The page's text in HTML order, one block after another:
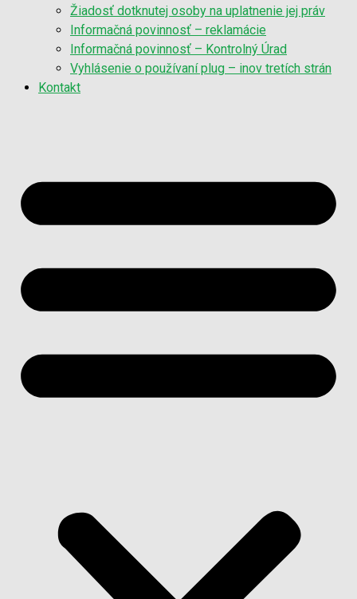
Žiadosť dotknutej osoby na uplatnenie jej práv
Informačná povinnosť – reklamácie
Informačná povinnosť – Kontrolný Úrad
Vyhlásenie o používaní plug – inov tretích strán
Kontakt